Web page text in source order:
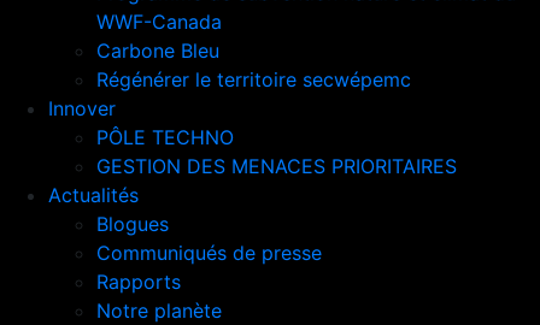
WWF-Canada
Carbone Bleu
Régénérer le territoire secwépemc
Innover
PÔLE TECHNO
GESTION DES MENACES PRIORITAIRES
Actualités
Blogues
Communiqués de presse
Rapports
Notre planète